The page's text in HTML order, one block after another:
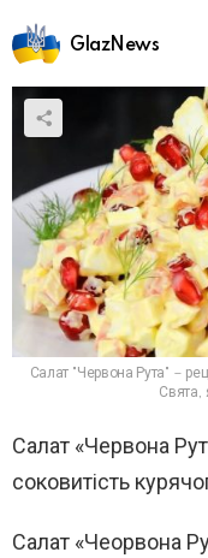
GlazNews
Салат "Червона Рута" –
Свята,
Салат «Червона
соковитість
Салат «Чеорвона